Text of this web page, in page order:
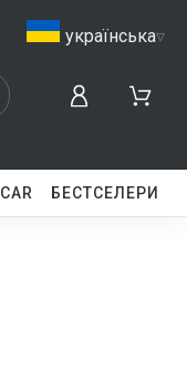
CAR БЕСТСЕЛЕРИ
українська▿